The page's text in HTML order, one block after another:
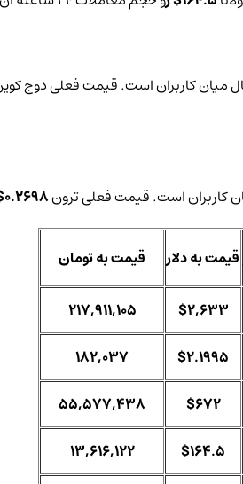
0.2698$
قیمت به تومان قیمت به دلار
217,911,105
$2,633
182,037
$2.1995
55,577,438
$672
13,616,122
$164.5